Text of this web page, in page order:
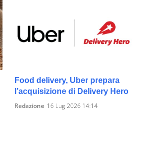
Food delivery, Uber prepara
l’acquisizione di Delivery Hero
Redazione 16 Lug 2026 14:14